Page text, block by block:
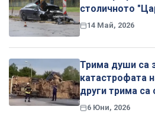
столичното
14 Май, 2026
Трима души са
катастрофата
други трима са
6 Юни, 2026